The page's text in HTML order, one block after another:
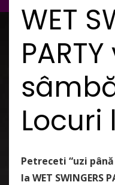
WET
Petreceti “uzi
la WET SWINGERS